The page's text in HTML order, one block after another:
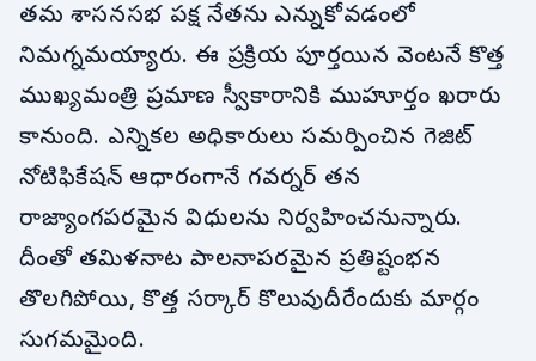
తమ శాసనసభ పక్ష నేతను ఎన్నుకోవడంలో
నిమగ్నమయ్యారు. ఈ ప్రక్రియ పూర్తయిన వెంటనే కొత్త
ముఖ్యమంత్రి ప్రమాణ స్వీకారానికి ముహూర్తం ఖరారు
కానుంది. ఎన్నికల అధికారులు సమర్పించిన గెజిట్
నోటిఫికేషన్ ఆధారంగానే గవర్నర్ తన
రాజ్యాంగపరమైన విధులను నిర్వహించనున్నారు.
దీంతో తమిళనాట పాలనాపరమైన ప్రతిష్టంభన
తొలగిపోయి, కొత్త సర్కార్ కొలువుదీరేందుకు మార్గం
సుగమమైంది.